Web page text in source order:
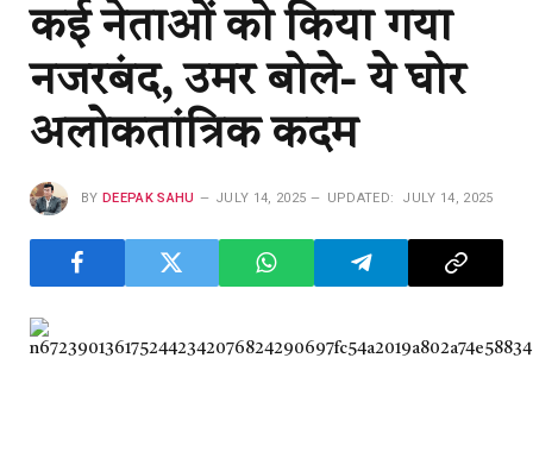
कई नेताओं को किया गया
नजरबंद, उमर बोले- ये घोर
अलोकतांत्रिक कदम
BY DEEPAK SAHU JULY 14, 2025 UPDATED: JULY 14, 2025